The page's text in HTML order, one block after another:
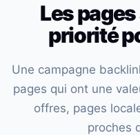
Les
priorité
Une campagne
pages qui ont une
offres, pages
proches